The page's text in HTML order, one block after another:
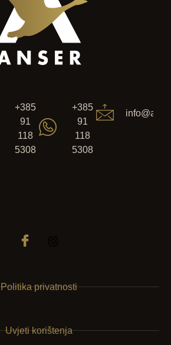
+385
91
118
5308
+385
91
118
5308
Politika privatnosti
Uvjeti korištenja